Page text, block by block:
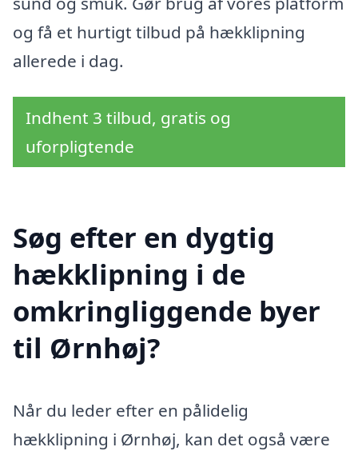
og få et hurtigt tilbud på hækklipning
allerede i dag.
Indhent 3 tilbud, gratis og
uforpligtende
Søg efter en dygtig
hækklipning i de
omkringliggende byer
til Ørnhøj?
Når du leder efter en pålidelig
hækklipning i Ørnhøj, kan det også være